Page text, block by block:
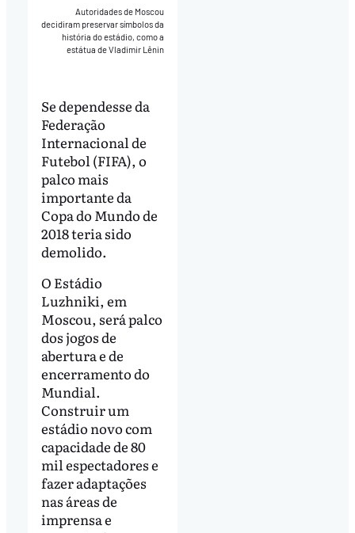
Autoridades de Moscou
decidiram preservar símbolos da
história do estádio, como a
estátua de Vladimir Lênin
Se dependesse da
Federação
Internacional de
Futebol (FIFA), o
palco mais
importante da
Copa do Mundo de
2018 teria sido
demolido.
O Estádio
Luzhniki, em
Moscou, será palco
dos jogos de
abertura e de
encerramento do
Mundial.
Construir um
estádio novo com
capacidade de 80
mil espectadores e
fazer adaptações
nas áreas de
imprensa e